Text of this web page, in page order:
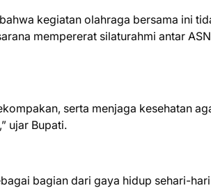
kegiatan olahraga bersama ini
mempererat silaturahmi antar
serta menjaga kesehatan
ujar Bupati.
bagian dari gaya hidup sehari-